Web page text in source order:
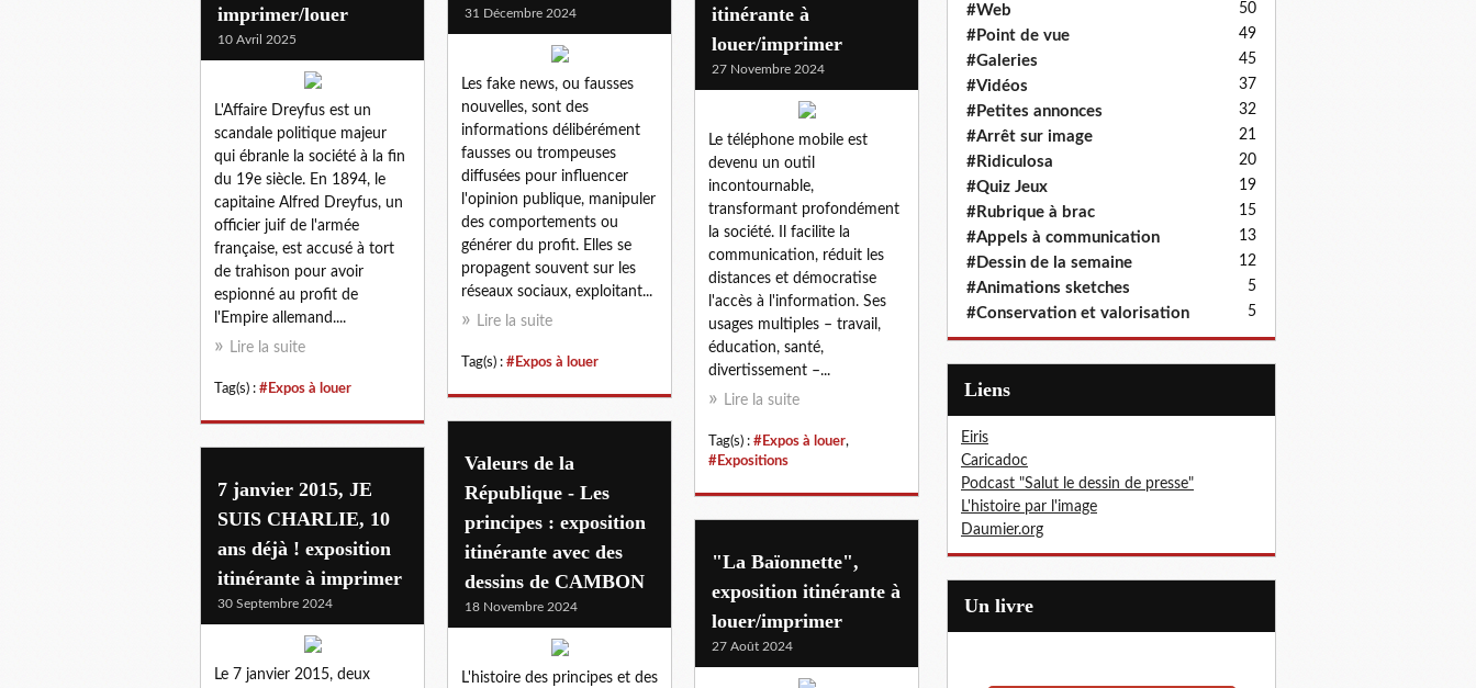
imprimer/louer
10 Avril 2025
L'Affaire Dreyfus est un
scandale politique majeur
qui ébranle la société à la fin
du 19e siècle. En 1894, le
capitaine Alfred Dreyfus, un
officier juif de l'armée
française, est accusé à tort
de trahison pour avoir
espionné au profit de
l'Empire allemand....
Lire la suite
Tag(s) : #Expos à louer
31 Décembre 2024
Les fake news, ou fausses
nouvelles, sont des
informations délibérément
fausses ou trompeuses
diffusées pour influencer
l'opinion publique, manipuler
des comportements ou
générer du profit. Elles se
propagent souvent sur les
réseaux sociaux, exploitant...
Lire la suite
Tag(s) : #Expos à louer
itinérante à
louer/imprimer
27 Novembre 2024
Le téléphone mobile est
devenu un outil
incontournable,
transformant profondément
la société. Il facilite la
communication, réduit les
distances et démocratise
l'accès à l'information. Ses
usages multiples – travail,
éducation, santé,
divertissement –...
Lire la suite
Tag(s) : #Expos à louer,
#Expositions
Valeurs de la
République - Les
principes : exposition
itinérante avec des
dessins de CAMBON
18 Novembre 2024
L'histoire des principes et des
7 janvier 2015, JE
SUIS CHARLIE, 10
ans déjà ! exposition
itinérante à imprimer
30 Septembre 2024
Le 7 janvier 2015, deux
"La Baïonnette",
exposition itinérante à
louer/imprimer
27 Août 2024
#Web 50
#Point de vue 49
#Galeries 45
#Vidéos 37
#Petites annonces 32
#Arrêt sur image 21
#Ridiculosa 20
#Quiz Jeux 19
#Rubrique à brac 15
#Appels à communication 13
#Dessin de la semaine 12
#Animations sketches 5
#Conservation et valorisation 5
Liens
Eiris
Caricadoc
Podcast "Salut le dessin de presse"
L'histoire par l'image
Daumier.org
Un livre